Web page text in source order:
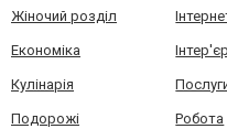
Жіночий розділ
Економіка Інтер'єр
Кулінарія
Подорожі Робота